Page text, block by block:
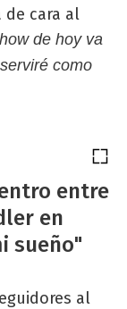
de cara al
de hoy va
como
entre
en
sueño"
al